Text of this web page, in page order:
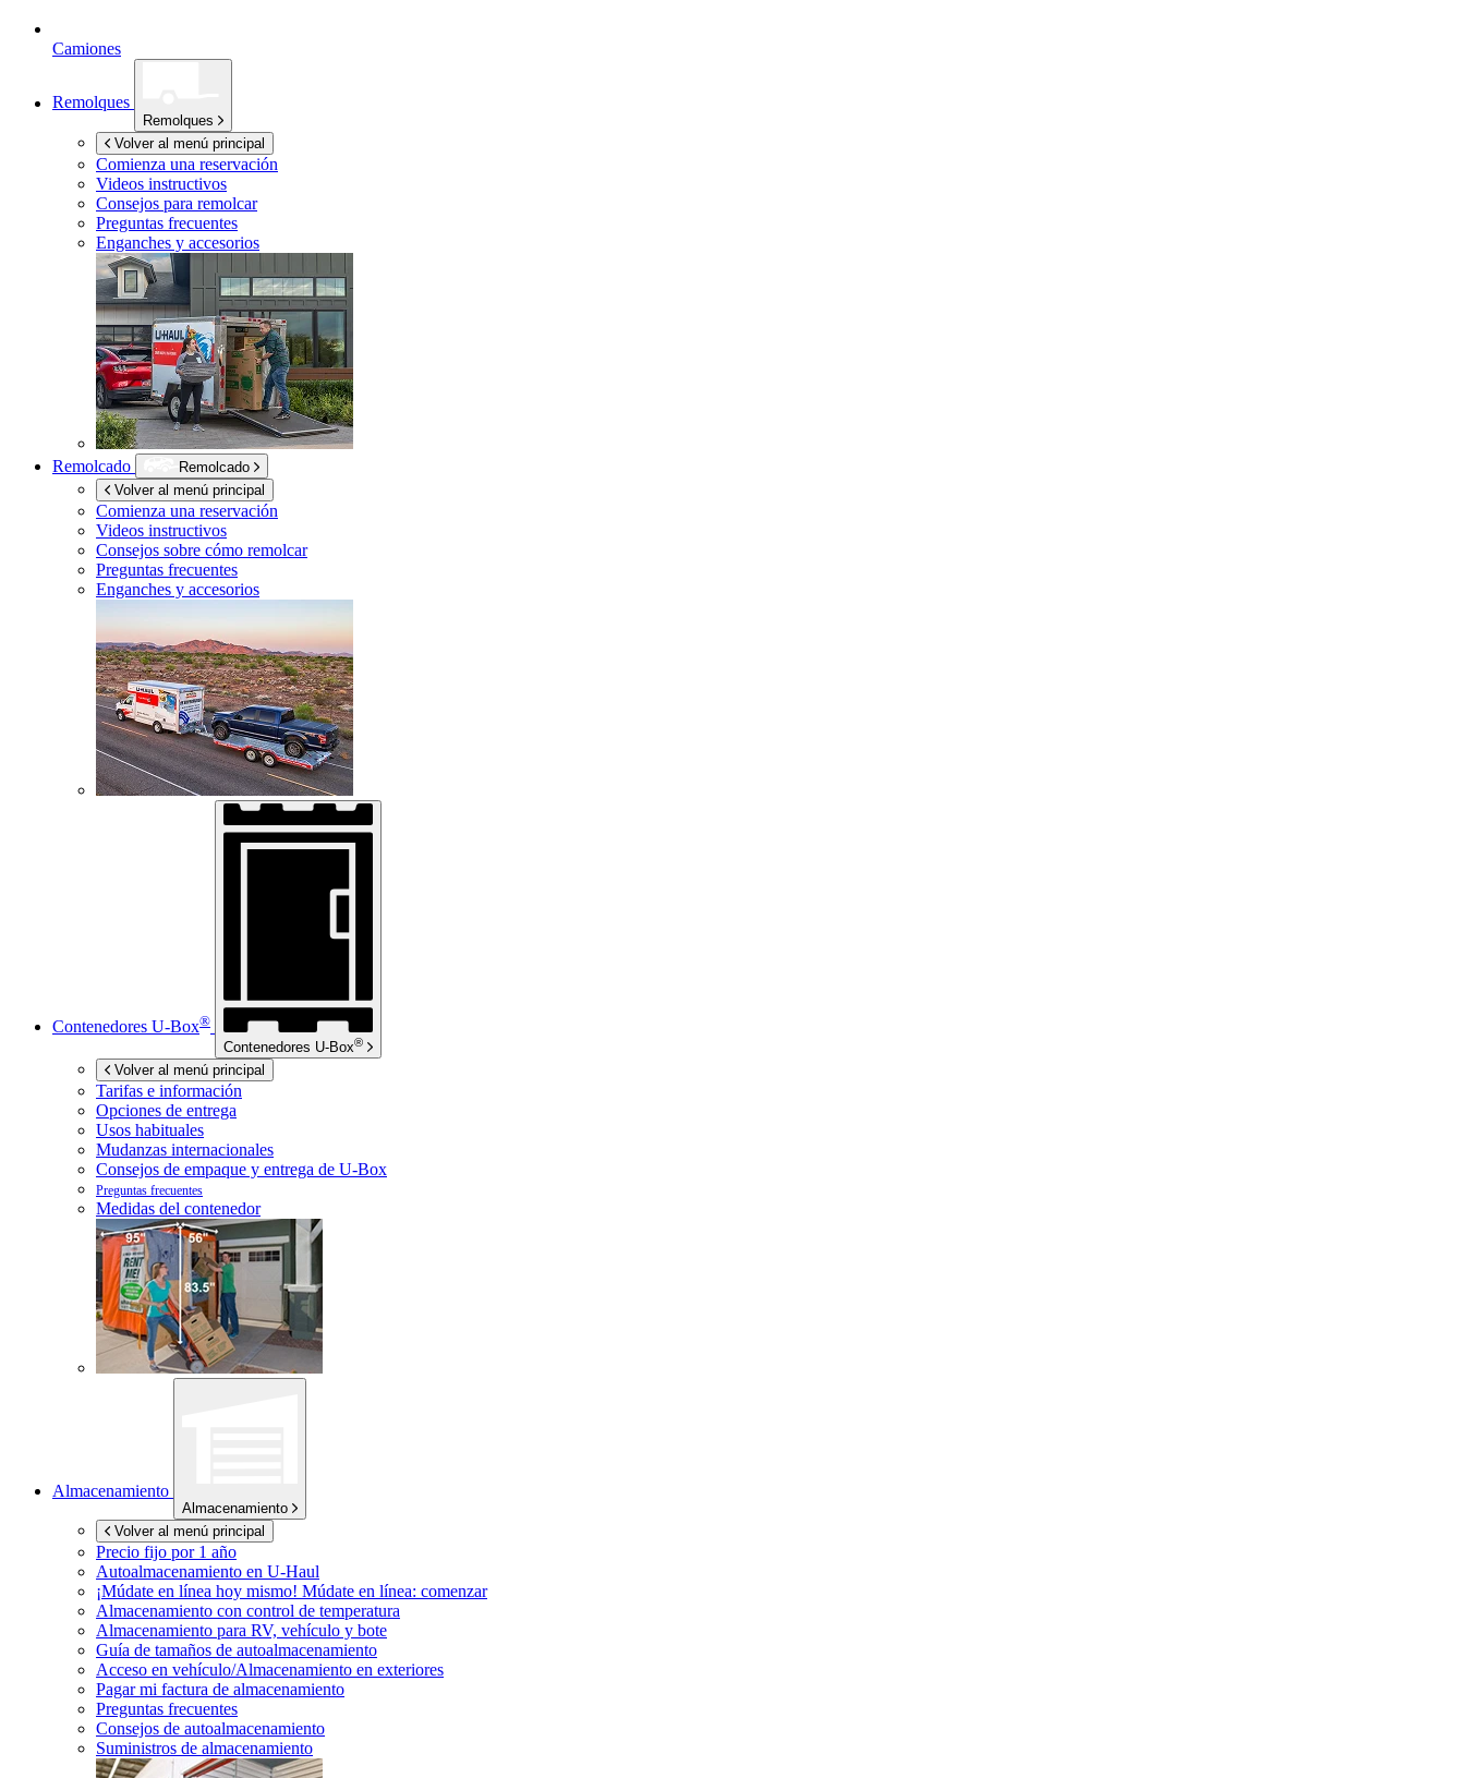
Camiones
Remolques
Remolques
Volver al menú principal
Comienza una reservación
Videos instructivos
Consejos para remolcar
Preguntas frecuentes
Enganches y accesorios
Remolcado
Remolcado
Volver al menú principal
Comienza una reservación
Videos instructivos
Consejos sobre cómo remolcar
Preguntas frecuentes
Enganches y accesorios
Contenedores U-Box®
Contenedores U-Box®
Volver al menú principal
Tarifas e información
Opciones de entrega
Usos habituales
Mudanzas internacionales
Consejos de empaque y entrega de U-Box
Preguntas frecuentes
Medidas del contenedor
Almacenamiento
Almacenamiento
Volver al menú principal
Precio fijo por 1 año
Autoalmacenamiento en U-Haul
¡Múdate en línea hoy mismo! Múdate en línea: comenzar
Almacenamiento con control de temperatura
Almacenamiento para RV, vehículo y bote
Guía de tamaños de autoalmacenamiento
Acceso en vehículo/Almacenamiento en exteriores
Pagar mi factura de almacenamiento
Preguntas frecuentes
Consejos de autoalmacenamiento
Suministros de almacenamiento